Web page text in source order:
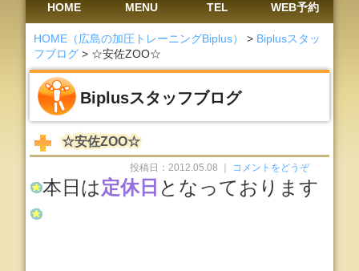
HOME MENU TEL WEB予約
HOME（広島の加圧トレーニングBiplus） > Biplusスタッ
フブログ > ☆安佐ZOO☆
Biplusスタッフブログ
☆安佐ZOO☆
投稿日：2012.05.08 ｜ コメントをどうぞ
本日は定休日 となっております